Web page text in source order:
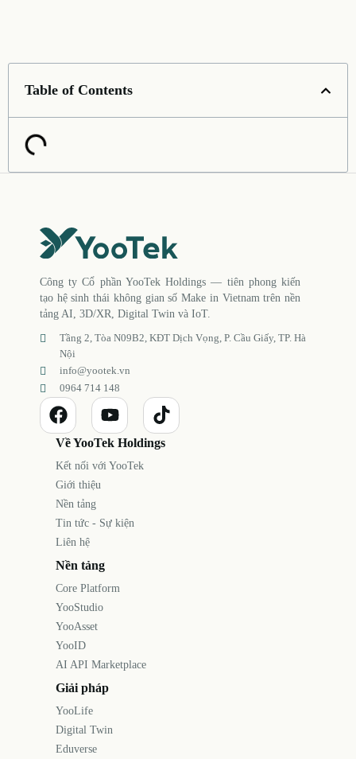
Table of Contents
Công ty Cổ phần YooTek Holdings — tiên phong kiến
tạo hệ sinh thái không gian số Make in Vietnam trên nền
tảng AI, 3D/XR, Digital Twin và IoT.
Tầng 2, Tòa N09B2, KĐT Dịch Vọng, P. Cầu Giấy, TP. Hà
Nội
info@yootek.vn
0964 714 148
Về YooTek Holdings
Kết nối với YooTek
Giới thiệu
Nền tảng
Tin tức - Sự kiện
Liên hệ
Nền tảng
Core Platform
YooStudio
YooAsset
YooID
AI API Marketplace
Giải pháp
YooLife
Digital Twin
Eduverse